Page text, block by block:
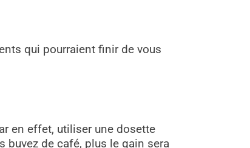
qui pourraient finir de vous
en effet, utiliser une dosette
buvez de café, plus le gain sera